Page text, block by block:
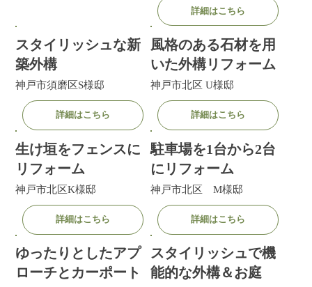
詳細はこちら
スタイリッシュな新
築外構
神戸市須磨区S様邸
詳細はこちら
風格のある石材を用
いた外構リフォーム
神戸市北区 U様邸
詳細はこちら
生け垣をフェンスに
リフォーム
神戸市北区K様邸
詳細はこちら
駐車場を1台から2台
にリフォーム
神戸市北区 M様邸
詳細はこちら
ゆったりとしたアプ
ローチとカーポート
スタイリッシュで機
能的な外構＆お庭